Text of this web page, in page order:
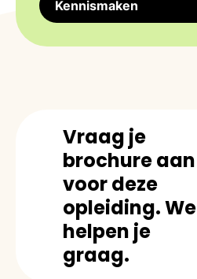
Kennismaken
Vraag je
brochure aan
voor deze
opleiding. We
helpen je
graag.